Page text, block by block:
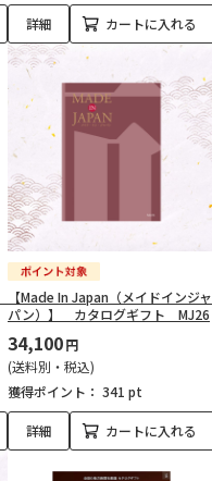
詳細 カートに入れる
【Made In Japan（メイドインジャ
パン）】 カタログギフト MJ26
34,100円
(送料別・税込)
獲得ポイント： 341 pt
詳細 カートに入れる